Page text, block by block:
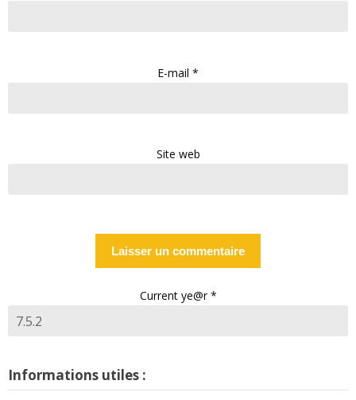
E-mail *
Site web
Current ye@r*
Informations utiles :